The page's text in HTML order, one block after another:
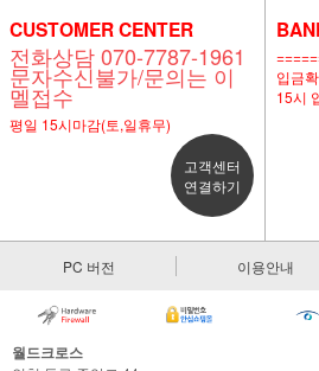
CUSTOMER CENTER
전화상담 070-7787-1961
문자수신불가/문의는 이
멜접수
평일 15시마감(토,일휴무)
고객센터
연결하기
입금
15시
PC 버전 이용안내
월드크로스